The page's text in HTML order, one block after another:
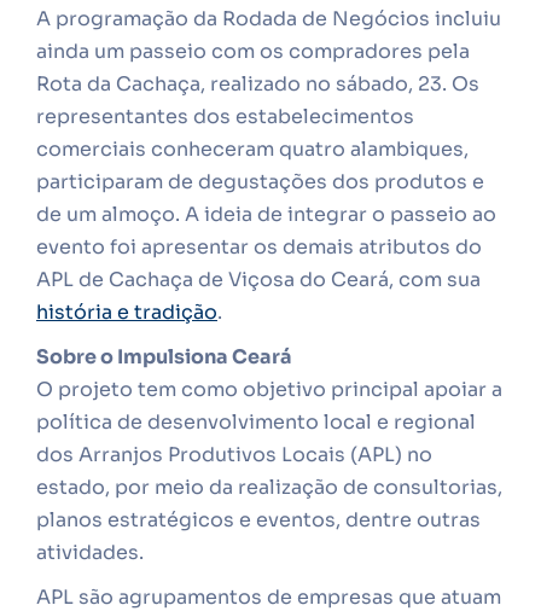
A programação da Rodada de Negócios incluiu
ainda um passeio com os compradores pela
Rota da Cachaça, realizado no sábado, 23. Os
representantes dos estabelecimentos
comerciais conheceram quatro alambiques,
participaram de degustações dos produtos e
de um almoço. A ideia de integrar o passeio ao
evento foi apresentar os demais atributos do
APL de Cachaça de Viçosa do Ceará, com sua
história e tradição.
Sobre o Impulsiona Ceará
O projeto tem como objetivo principal apoiar a
política de desenvolvimento local e regional
dos Arranjos Produtivos Locais (APL) no
estado, por meio da realização de consultorias,
planos estratégicos e eventos, dentre outras
atividades.
APL são agrupamentos de empresas que atuam